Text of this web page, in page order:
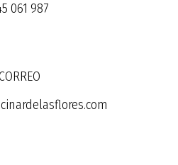
061 987